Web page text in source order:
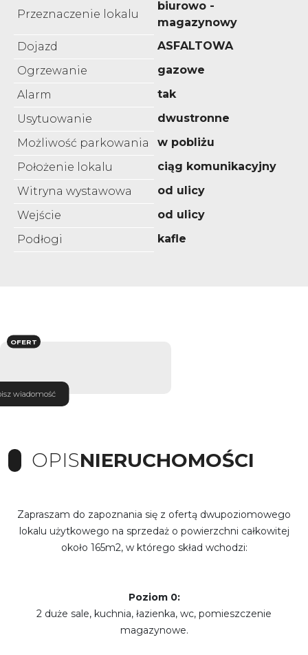
Przeznaczenie lokalu
biurowo -
magazynowy
Dojazd
ASFALTOWA
Ogrzewanie
gazowe
Alarm
tak
Usytuowanie
dwustronne
Możliwość parkowania
w pobliżu
Położenie lokalu
ciąg komunikacyjny
Witryna wystawowa
od ulicy
Wejście
od ulicy
Podłogi
kafle
wiadomość
OFERT
OPISNIERUCHOMOŚCI
Zapraszam do zapoznania się z ofertą dwupoziomowego
lokalu użytkowego na sprzedaż o powierzchni całkowitej
około 165m2, w którego skład wchodzi:
Poziom 0:
2 duże sale, kuchnia, łazienka, wc, pomieszczenie
magazynowe.